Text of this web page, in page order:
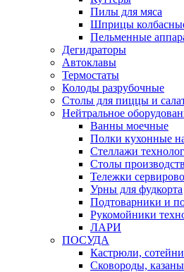
Пилы для мяса
Шприцы
Пельменные
Дегидраторы
Автоклавы
Термостаты
Колоды разрубочные
Столы для пиццы и
Нейтральное
Ванны моечные
Полки кухонные
Стеллажи
Столы
Тележки
Урны для фудкорта
Подтоварники и
Рукомойники
ЛАРИ
ПОСУДА
Кастрюли,
Сковороды, казаны